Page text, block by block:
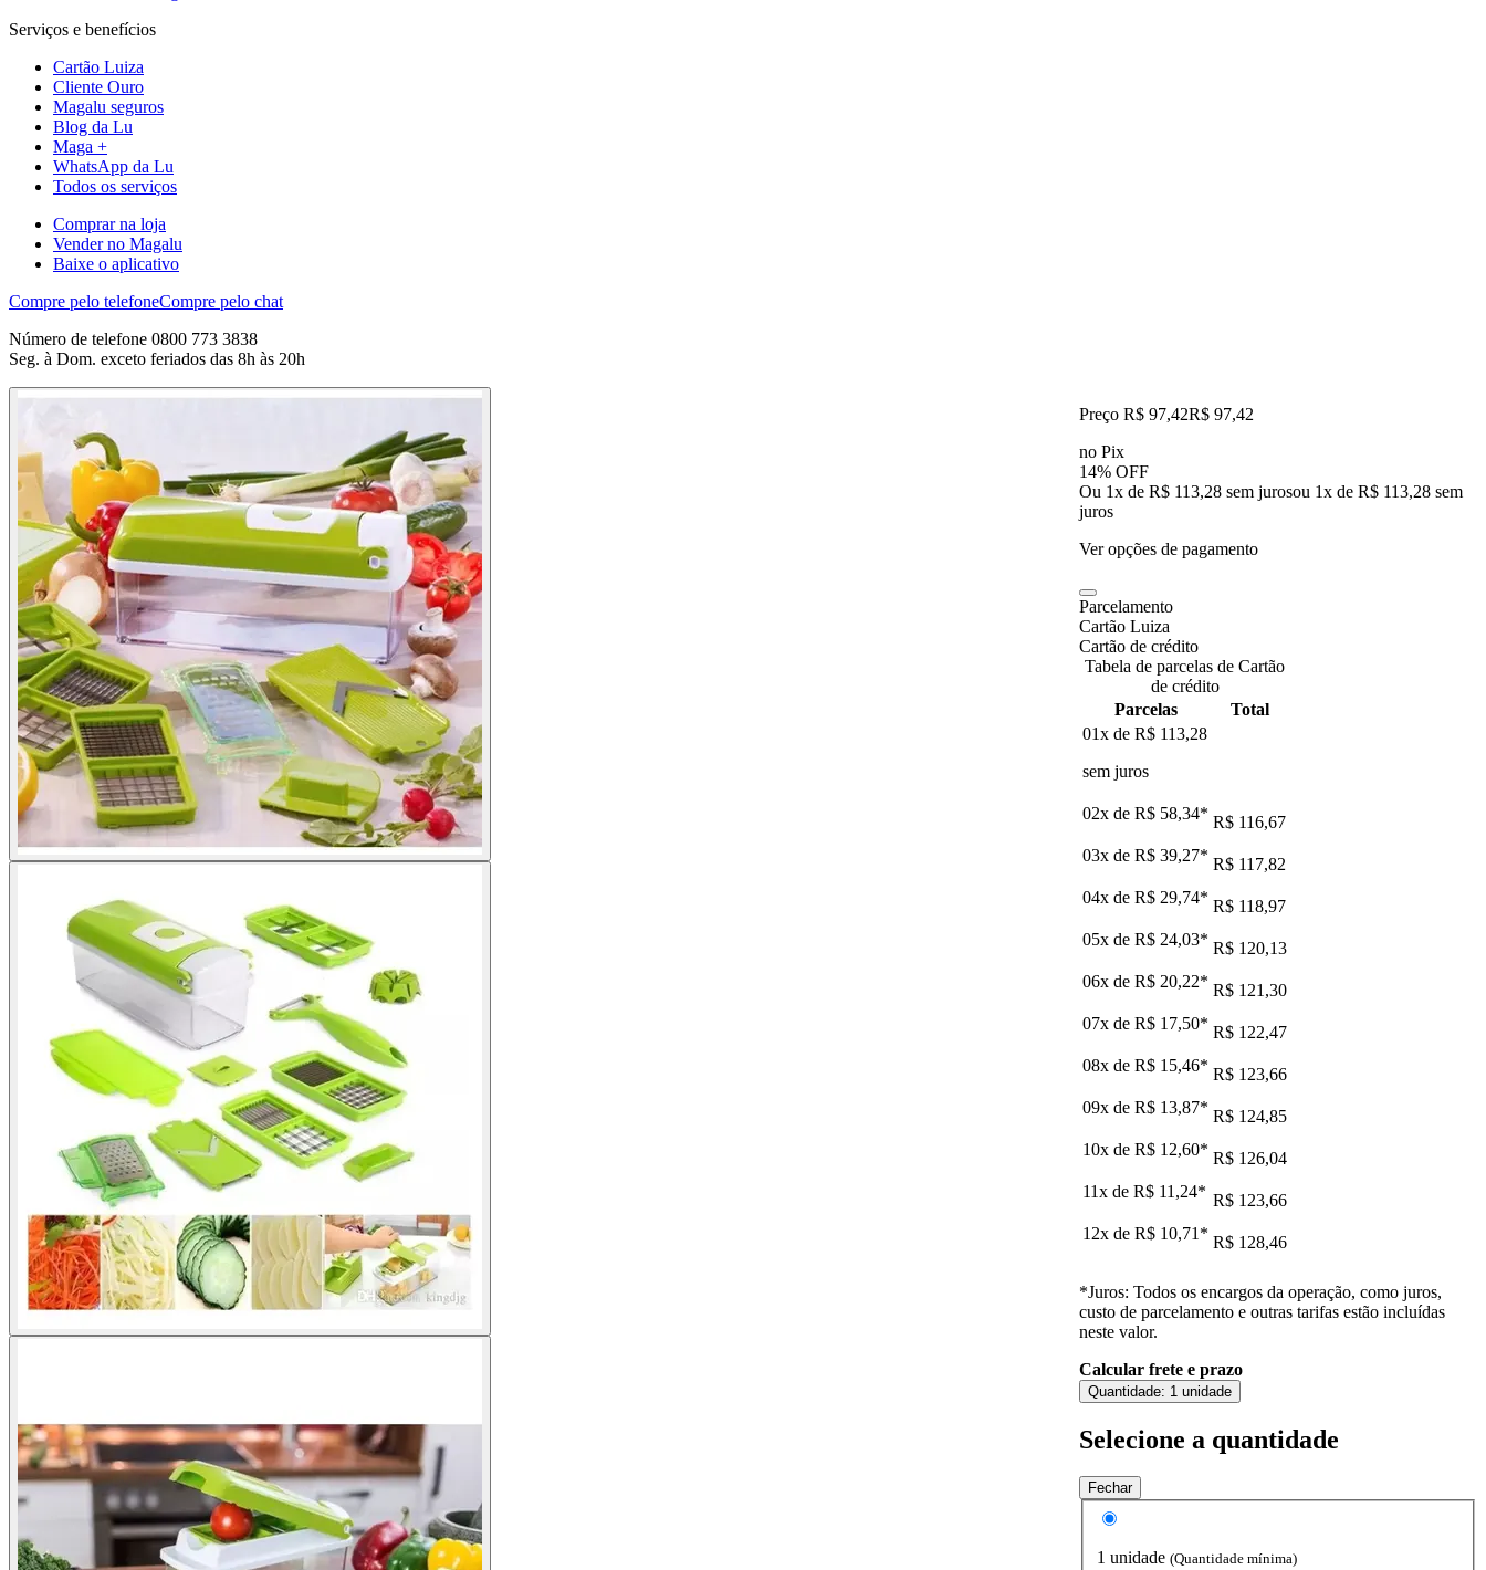
Serviços e benefícios
Cartão Luiza
Cliente Ouro
Magalu seguros
Blog da Lu
Maga +
WhatsApp da Lu
Todos os serviços
Comprar na loja
Vender no Magalu
Baixe o aplicativo
Compre pelo telefoneCompre pelo chat
Número de telefone 0800 773 3838
Seg. à Dom. exceto feriados das 8h às 20h
Preço R$ 97,42R$ 97,42
no Pix
14% OFF
Ou 1x de R$ 113,28 sem jurosou 1x de R$ 113,28 sem
juros
Ver opções de pagamento
Parcelamento
Cartão Luiza
Cartão de crédito
Tabela de parcelas de Cartão
de crédito
Parcelas
Total
01x de R$ 113,28
sem juros
02x de R$ 58,34* R$ 116,67
03x de R$ 39,27* R$ 117,82
04x de R$ 29,74* R$ 118,97
05x de R$ 24,03* R$ 120,13
06x de R$ 20,22* R$ 121,30
07x de R$ 17,50* R$ 122,47
08x de R$ 15,46* R$ 123,66
09x de R$ 13,87* R$ 124,85
10x de R$ 12,60* R$ 126,04
11x de R$ 11,24* R$ 123,66
12x de R$ 10,71 * R$ 128,46
*Juros: Todos os encargos da operação, como juros,
custo de parcelamento e outras tarifas estão incluídas
neste valor.
Calcular frete e prazo
Quantidade: 1 unidade
Selecione a quantidade
Fechar
1 unidade (Quantidade mínima)